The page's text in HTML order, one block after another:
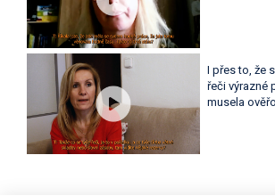
I přes to, že
řeči výrazné
musela